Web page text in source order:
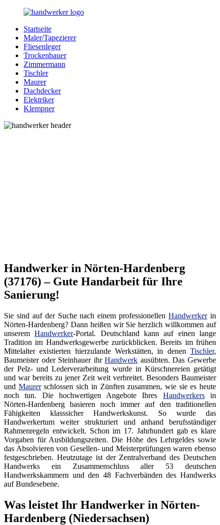
Zurück
Inhalt
Bessere-
Handwerker.de
Handwerker
Ihrer
Nähe
Startseite
Maler/Tapezierer
Fliesenleger
Trockenbauer
Zimmermann
Tischler
Maurer
Dachdecker
Elektriker
Klempner
Handwerker in Nörten-Hardenberg
(37176) – Gute Handarbeit für Ihre
Sanierung!
Sie sind auf der Suche nach einem professionellenHandwerkerin
Nörten-Hardenberg? Dann heißen wir Sie herzlich willkommen auf
unseremHandwerker-Portal. Deutschland kann auf einen lange
Tradition im Handwerksgewerbe zurückblicken. Bereits im frühen
Mittelalter existierten hierzulande Werkstätten, in denen Tischler,
Baumeister oder Steinhauer ihrHandwerk ausübten. Das Gewerbe
der Pelz- und Lederverarbeitung wurde in Kürschnereien getätigt
und war bereits zu jener Zeit weit verbreitet. Besonders Baumeister
und Maurerschlossen sich in Zünften zusammen, wie sie es heute
noch tun. Die hochwertigen Angebote Ihres Handwerkersin
Nörten-Hardenberg basieren noch immer auf den traditionellen
Fähigkeiten klasssicher Handwerkskunst. So wurde das
Handwerkertum weiter strukturiert und anhand berufsständiger
Rahmenregeln entwickelt. Schon im 17. Jahrhundert gab es klare
Vorgaben für Ausbildungszeiten. Die Höhe des Lehrgeldes sowie
das Absolvieren von Gesellen- und Meisterprüfungen waren ebenso
festgeschrieben. Heutzutage ist der Zentralverband des Deutschen
Handwerks ein Zusammenschluss aller 53 deutschen
Handwerkskammern und den 48 Fachverbänden des Handwerks
auf Bundesebene.
Was leistet Ihr Handwerker in Nörten-
Hardenberg (Niedersachsen)